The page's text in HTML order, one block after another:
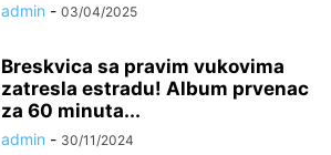
admin - 03/04/2025
Breskvica sa pravim vukovima
zatresla estradu! Album prvenac
za 60 minuta...
admin - 30/11/2024